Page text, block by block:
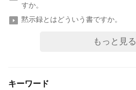
すか。
黙示録とはどういう書ですか。
もっと見る
キーワード